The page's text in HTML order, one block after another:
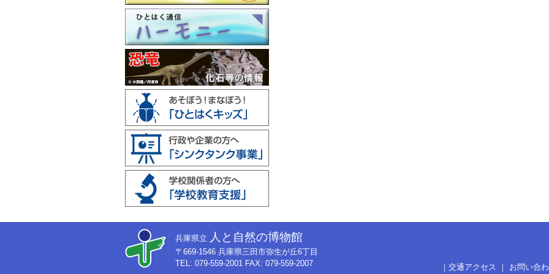
兵庫県立 人と自然の博物館
〒669-1546 兵庫県三田市弥生が丘6丁目
TEL: 079-559-2001 FAX: 079-559-2007
｜ 交通アクセス ｜ お問い合